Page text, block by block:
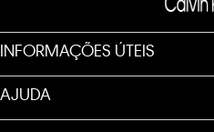
INFORMAÇÕES ÚTEIS
AJUDA